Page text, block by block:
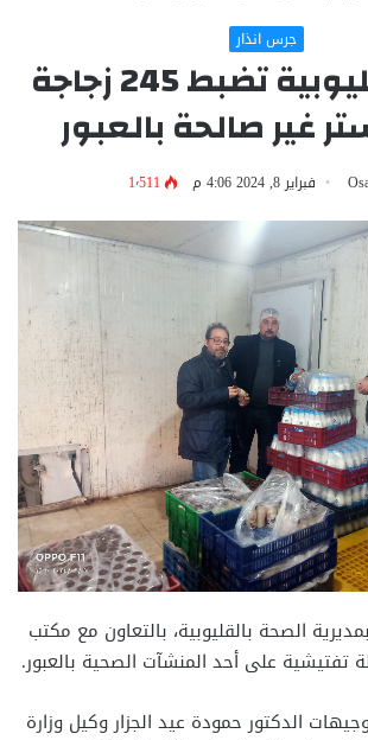
جرس انذار
أغذية القليوبية تضبط 245 زجاجة
غير صالحة بالعبور
فبراير 8, 2024 4:06 م 1٬511
الصحة بالقليوبية، بالتعاون مع مكتب
تفتيشية على أحد المنشآت الصحية بالعبور.
الدكتور حمودة عيد الجزار وكيل وزارة